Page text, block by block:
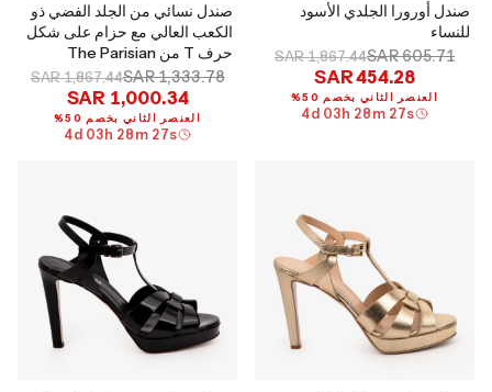
صندل أورورا الجلدي الأسود
للنساء
SAR 605.71
SAR 1,867.44
SAR 454.28
العنصر الثاني بخصم 50%
4d 03 h 28 m 26s
صندل نسائي من الجلد الفضي ذو
الكعب العالي مع حزام على شكل
حرف T من The Parisian
SAR 1,333.78
SAR 1,867.44
SAR 1,000.34
العنصر الثاني بخصم 50%
4d 03 h 28 m 26s